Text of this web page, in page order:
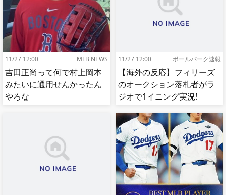
11/27 12:00 MLB NEWS
吉田正尚って何で村上岡本
みたいに通用せんかったん
やろな
11/27 12:00 ボールパーク速報
【海外の反応】フィリーズ
のオークション落札者がラ
ジオで1イニング実況!